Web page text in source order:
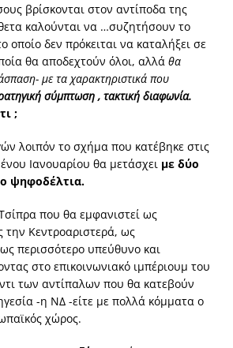
βρίσκονται στον αντίποδα της
καλούνται να …συζητήσουν το
οποίο δεν πρόκειται να καταλήξει σε
θα αποδεχτούν όλοι, αλλά θα
με τα χαρακτηριστικά που
σύμπτωση , τακτική διαφωνία.
;
λοιπόν το σχήμα που κατέβηκε στις
Ιανουαρίου θα μετάσχει με δύο
ψηφοδέλτια.
που θα εμφανιστεί ως
την Κεντροαριστερά, ως
περισσότερο υπεύθυνο και
στο επικοινωνιακό ιμπέριουμ του
των αντίπαλων που θα κατεβούν
-η ΝΔ -είτε με πολλά κόμματα ο
χώρος.